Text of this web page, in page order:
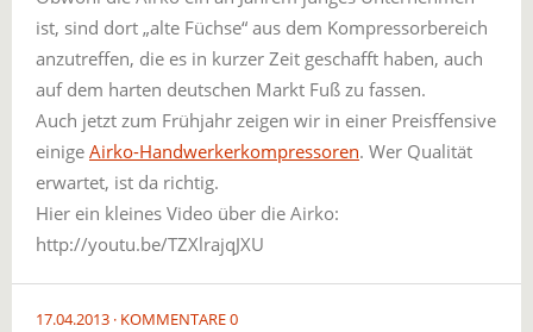
ist, sind dort „alte Füchse“ aus dem Kompressorbereich
anzutreffen, die es in kurzer Zeit geschafft haben, auch
auf dem harten deutschen Markt Fuß zu fassen.
Auch jetzt zum Frühjahr zeigen wir in einer Preisffensive
einige Airko-Handwerkerkompressoren. Wer Qualität
erwartet, ist da richtig.
Hier ein kleines Video über die Airko:
http://youtu.be/TZXlrajqJXU
17.04.2013 KOMMENTARE 0